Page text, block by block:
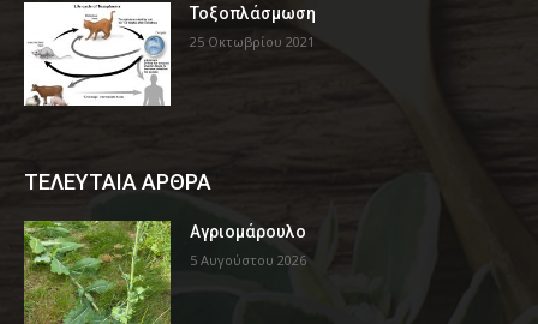
Τοξοπλάσμωση
25 Οκτωβρίου 2021
ΤΕΛΕΥΤΑΙΑ ΑΡΘΡΑ
Αγριομάρουλο
5 Αυγούστου 2026